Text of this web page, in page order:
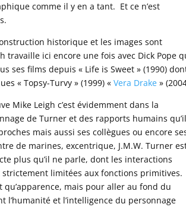
comme il y en a tant. Et ce n’est
historique et les images sont
travaille ici encore une fois avec Dick Pope
ses films depuis « Life is Sweet » (1990)
« Topsy-Turvy » (1999) «Vera Drake »
Mike Leigh c’est évidemment dans la
de Turner et des rapports humains
mais aussi ses collègues ou encore
de marines, excentrique, J.M.W. Turner
plus qu’il ne parle, dont les interactions
limitées aux fonctions primitives.
qu’apparence, mais pour aller au fond du
et l’intelligence du personnage